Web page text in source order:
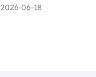
06-18